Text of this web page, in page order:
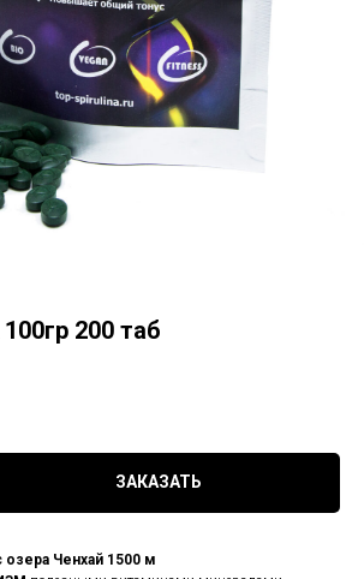
200 таб
ЗАКАЗАТЬ
озера Ченхай 1500 м